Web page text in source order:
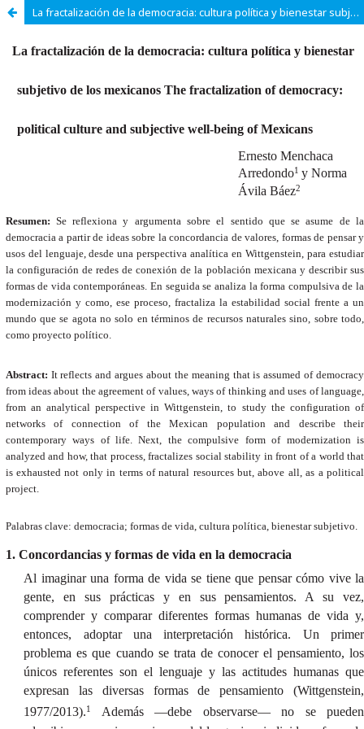
La fractalización de la democracia: cultura política y bienestar subjetivo de los mexicanos